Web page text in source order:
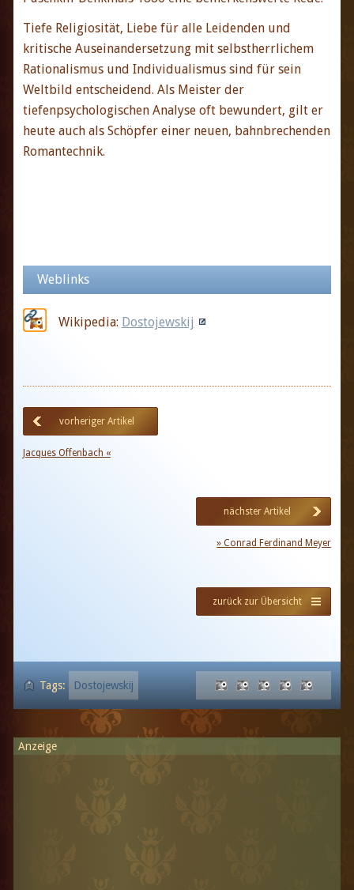
Tiefe Religiosität, Liebe für alle Leidenden und
kritische Auseinandersetzung mit selbstherrlichem
Rationalismus und Individualismus sind für sein
Weltbild entscheidend. Als Meister der
tiefenpsychologischen Analyse oft bewundert, gilt er
heute auch als Schöpfer einer neuen, bahnbrechenden
Romantechnik.
Weblinks
Wikipedia: Dostojewskij
vorheriger Artikel
Jacques Offenbach «
nächster Artikel
» Conrad Ferdinand Meyer
zurück zur Übersicht
Tags: Dostojewskij
Anzeige